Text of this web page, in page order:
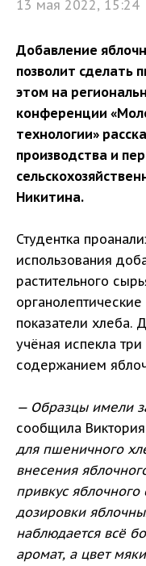
13 мая 2022, 15:24
Добавление
позволит сделать
этом на
конференции
технологии»
производства и
Никитина.
Студентка
использования
растительного
показатели хлеба.
учёная испекла
содержанием
— Образцы имели
сообщила
для пшеничного
внесения
привкус
дозировки
наблюдается всё
аромат, а цвет